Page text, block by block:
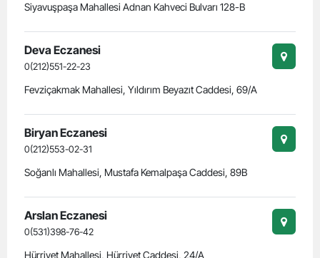
Siyavuşpaşa Mahallesi Adnan Kahveci Bulvarı 128-B
Deva Eczanesi
0(212)551-22-23
Fevziçakmak Mahallesi, Yıldırım Beyazıt Caddesi, 69/A
Biryan Eczanesi
0(212)553-02-31
Soğanlı Mahallesi, Mustafa Kemalpaşa Caddesi, 89B
Arslan Eczanesi
0(531)398-76-42
Hürriyet Mahallesi, Hürriyet Caddesi, 24/A